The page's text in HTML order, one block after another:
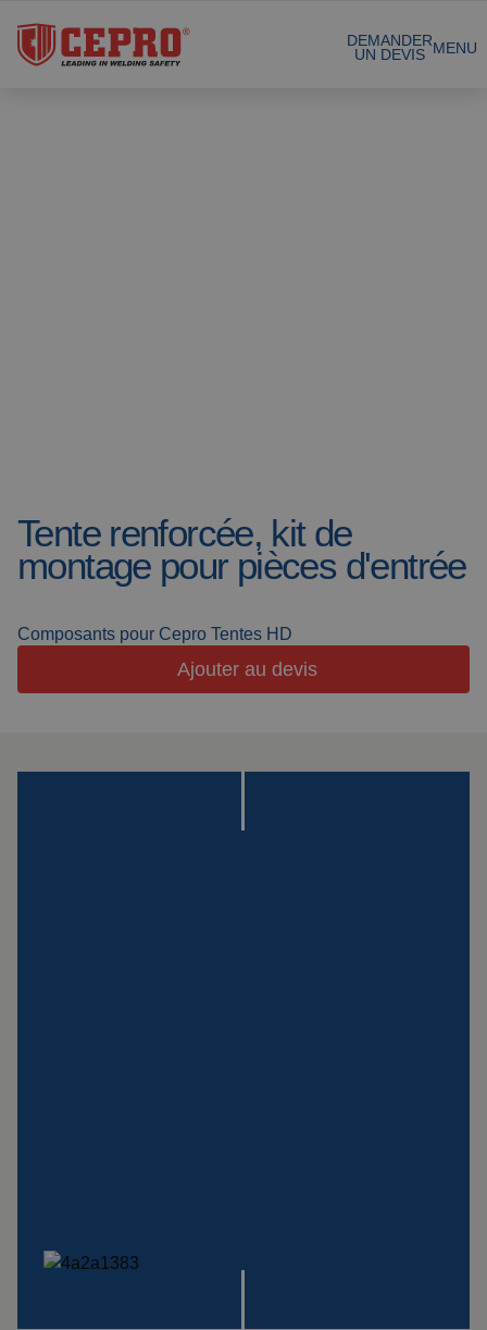
Produits certifiés
DEMANDER
UN DEVIS MENU
soudage
Soudage en
extérieur
meulage
Cabines de travail
Actualités
Foire aux questions
Tente renforcée, kit de
montage pour pièces d'entrée
Composants pour Cepro Tentes HD
Ajouter au devis